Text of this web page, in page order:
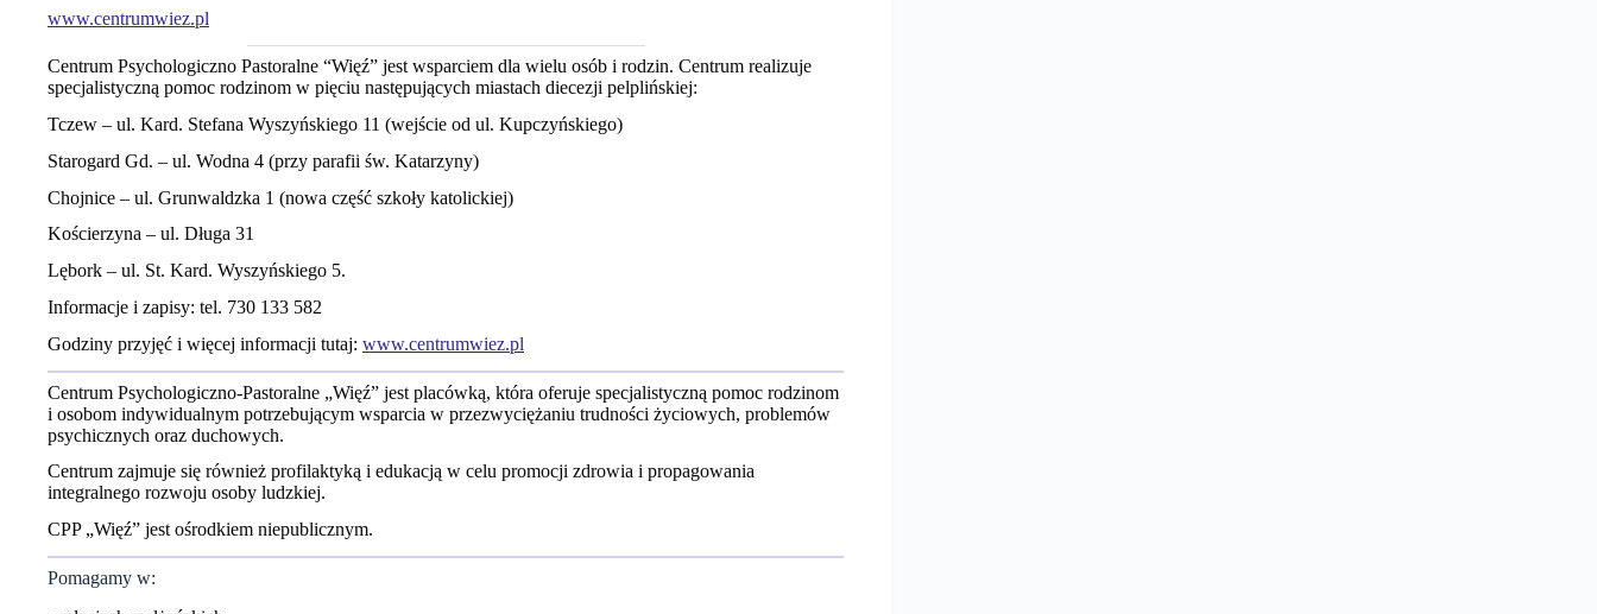
www.centrumwiez.pl
Centrum Psychologiczno Pastoralne “Więź” jest wsparciem dla wielu osób i rodzin. Centrum realizuje
specjalistyczną pomoc rodzinom w pięciu następujących miastach diecezji pelplińskiej:
Tczew – ul. Kard. Stefana Wyszyńskiego 11 (wejście od ul. Kupczyńskiego)
Starogard Gd. – ul. Wodna 4 (przy parafii św. Katarzyny)
Chojnice – ul. Grunwaldzka 1 (nowa część szkoły katolickiej)
Kościerzyna – ul. Długa 31
Lębork – ul. St. Kard. Wyszyńskiego 5.
Informacje i zapisy: tel. 730 133 582
Godziny przyjęć i więcej informacji tutaj: www.centrumwiez.pl
Centrum Psychologiczno-Pastoralne „Więź” jest placówką, która oferuje specjalistyczną pomoc rodzinom
i osobom indywidualnym potrzebującym wsparcia w przezwyciężaniu trudności życiowych, problemów
psychicznych oraz duchowych.
Centrum zajmuje się również profilaktyką i edukacją w celu promocji zdrowia i propagowania
integralnego rozwoju osoby ludzkiej.
CPP „Więź” jest ośrodkiem niepublicznym.
Pomagamy w: